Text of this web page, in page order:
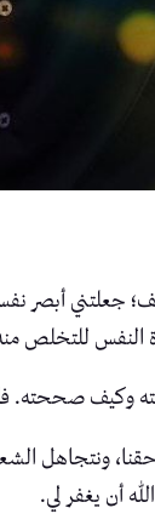
جعلتني أبصر
النفس للتخلص
وكيف صححته.
ونتجاهل
أن يغفر لي.